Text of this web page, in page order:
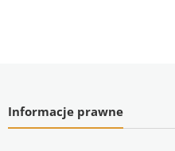
Informacje prawne